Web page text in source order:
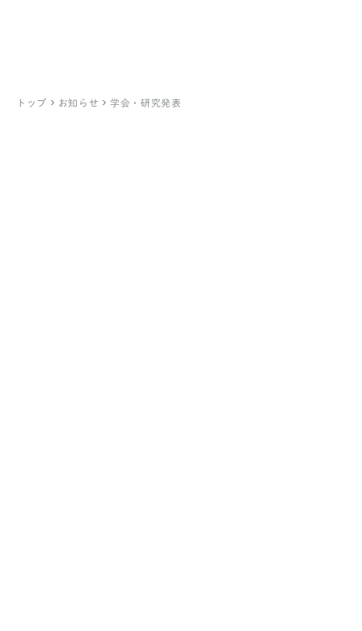
トップ keyboard_arrow_right お知らせ keyboard_arrow_right 学会・研究発表